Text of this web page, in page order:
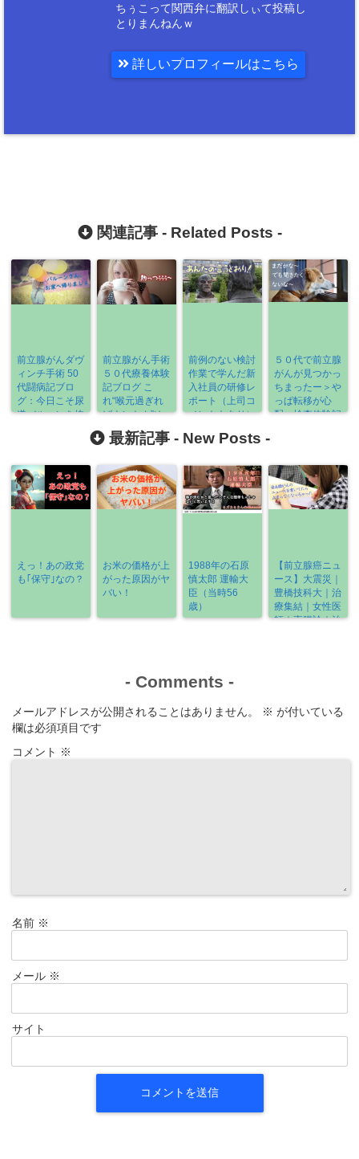
ちぅこって関西弁に翻訳しぃて投稿し
とりまんねんｗ
詳しいプロフィールはこちら
関連記事 - Related Posts -
前立腺がんダヴ
ィンチ手術 50
代闘病記ブロ
グ：今日こそ尿
道バルーンを抜
前立腺がん手術
５０代療養体験
記ブログ こ
れ“喉元過ぎれ
ばナントカ”ゆ
ーやつや～
前例のない検討
作業で学んだ新
入社員の研修レ
ポート（上司コ
メントもあり）
５０代で前立腺
がんが見つかっ
ちまったー＞や
っぱ転移が心
配：検査体験記
最新記事 - New Posts -
えっ！あの政党
も｢保守｣なの？
お米の価格が上
がった原因がヤ
バい！
1988年の石原
慎太郎 運輸大
臣（当時56
歳）
【前立腺癌ニュ
ース】大震災｜
豊橋技科大｜治
療集結｜女性医
師｜直腸診｜治
- Comments -
メールアドレスが公開されることはありません。 ※ が付いている
欄は必須項目です
コメント ※
名前 ※
メール ※
サイト